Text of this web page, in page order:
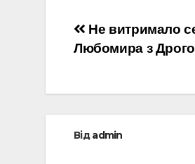
Навігація
записів
Не витримало
Любомира з
Відadmin